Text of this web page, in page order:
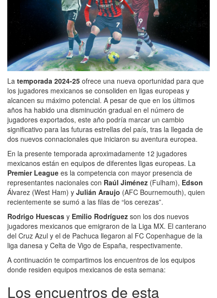
La temporada 2024-25 ofrece una nueva oportunidad para que
los jugadores mexicanos se consoliden en ligas europeas y
alcancen su máximo potencial. A pesar de que en los últimos
años ha habido una disminución gradual en el número de
jugadores exportados, este año podría marcar un cambio
significativo para las futuras estrellas del país, tras la llegada de
dos nuevos connacionales que iniciaron su aventura europea.
En la presente temporada aproximadamente 12 jugadores
mexicanos están en equipos de diferentes ligas europeas. La
Premier League es la competencia con mayor presencia de
representantes nacionales con Raúl Jiménez (Fulham), Edson
Álvarez (West Ham) y Julián Araujo (AFC Bournemouth), quien
recientemente se sumó a las filas de “los cerezas”.
Rodrigo Huescas y Emilio Rodríguez son los dos nuevos
jugadores mexicanos que emigraron de la Liga MX. El canterano
del Cruz Azul y el de Pachuca llegaron al FC Copenhague de la
liga danesa y Celta de Vigo de España, respectivamente.
A continuación te compartimos los encuentros de los equipos
donde residen equipos mexicanos de esta semana:
Los encuentros de esta